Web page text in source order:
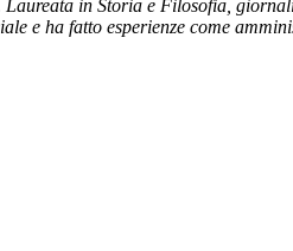
in Storia e Filosofia,
e ha fatto esperienze come